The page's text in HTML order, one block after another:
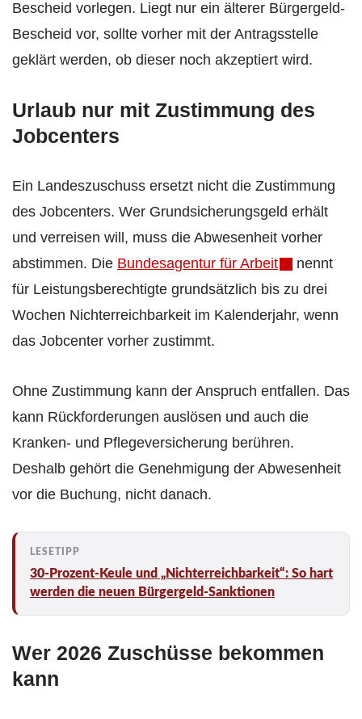
Bescheid vorlegen. Liegt nur ein älterer Bürgergeld-
Bescheid vor, sollte vorher mit der Antragsstelle
geklärt werden, ob dieser noch akzeptiert wird.
Urlaub nur mit Zustimmung des
Jobcenters
Ein Landeszuschuss ersetzt nicht die Zustimmung
des Jobcenters. Wer Grundsicherungsgeld erhält
und verreisen will, muss die Abwesenheit vorher
abstimmen. Die Bundesagentur für Arbeit
nennt
für Leistungsberechtigte grundsätzlich bis zu drei
Wochen Nichterreichbarkeit im Kalenderjahr, wenn
das Jobcenter vorher zustimmt.
Ohne Zustimmung kann der Anspruch entfallen. Das
kann Rückforderungen auslösen und auch die
Kranken- und Pflegeversicherung berühren.
Deshalb gehört die Genehmigung der Abwesenheit
vor die Buchung, nicht danach.
30-Prozent-Keule und „Nichterreichbarkeit“: So hart
werden die neuen Bürgergeld-Sanktionen
Wer 2026 Zuschüsse bekommen
kann